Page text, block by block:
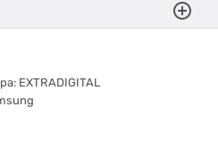
EXTRADIGITAL